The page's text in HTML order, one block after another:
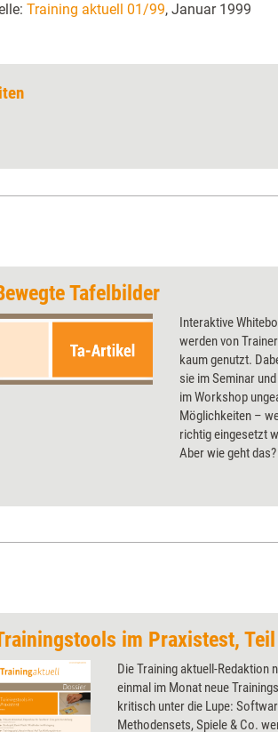
Training aktuell 01/99, Januar 1999
Tafelbilder
Interaktive
werden von
kaum genutzt.
sie im Seminar
im Workshop
Möglichkeiten –
richtig eingesetzt
Aber wie geht
im Praxistest,
Die Training aktuell-Redaktion
einmal im Monat neue
kritisch unter die Lupe:
Methodensets, Spiele & Co.